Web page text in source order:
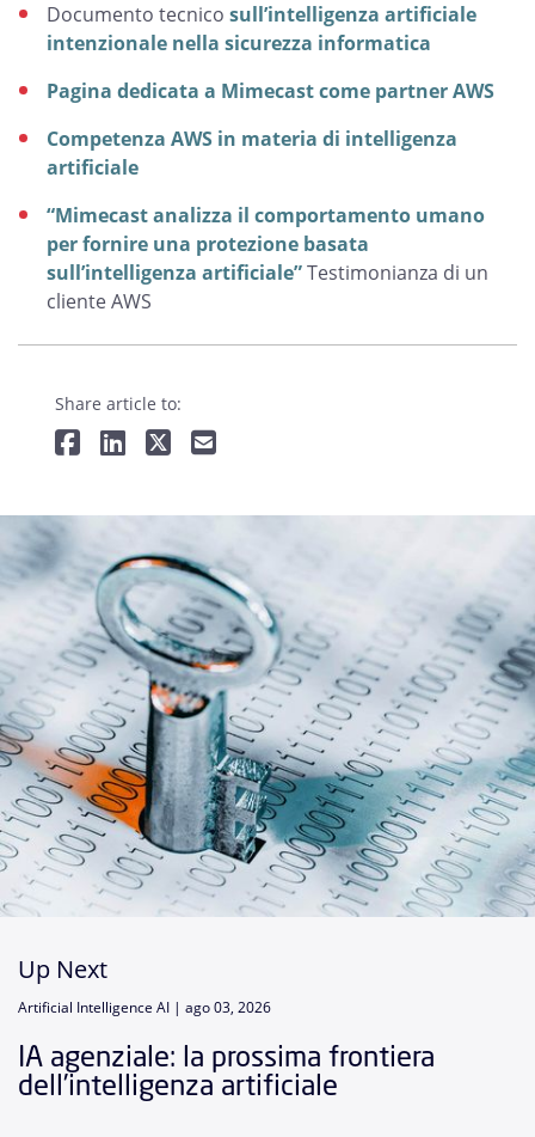
Documento tecnico sull’intelligenza artificiale
intenzionale nella sicurezza informatica
Pagina dedicata a Mimecast come partner AWS
Competenza AWS in materia di intelligenza
artificiale
“Mimecast analizza il comportamento umano
per fornire una protezione basata
sull’intelligenza artificiale”Testimonianza di un
cliente AWS
Share article to:
Up Next
Artificial Intelligence AI | ago 03, 2026
IA agenziale: la prossima frontiera
dell’intelligenza artificiale